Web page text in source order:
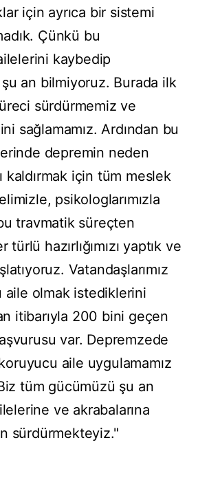
için ayrıca bir sistemi
Çünkü bu
kaybedip
an bilmiyoruz. Burada ilk
sürdürmemiz ve
sağlamamız. Ardından bu
depremin neden
kaldırmak için tüm meslek
psikologlarımızla
travmatik süreçten
türlü hazırlığımızı yaptık ve
Vatandaşlarımız
aile olmak istediklerini
itibarıyla 200 bini geçen
var. Depremzede
aile uygulamamız
tüm gücümüzü şu an
ve akrabalarına
sürdürmekteyiz."